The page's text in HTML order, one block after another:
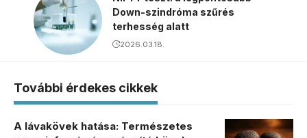
Down-szindróma szűrés
terhesség alatt
2026.03.18.
További érdekes cikkek
A lávakövek hatása: Természetes